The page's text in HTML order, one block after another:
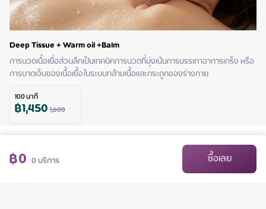
Deep Tissue + Warm oil +Balm
การนวดเนื้อเยื่อส่วนลึกเป็นเทคนิคการนวดที่มุ่งเน้นการบรรเทาอาการเกร็ง หรือ
การบาดเจ็บของเนื้อเยื้อในระบบกล้ามเนื้อและกระดูกของร่างกาย
100นาที
฿1,4501,600
฿0 0บริการ ซื้อเลย